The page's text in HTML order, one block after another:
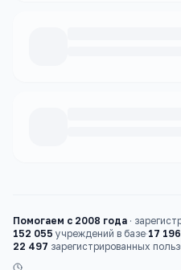
Помогаем с 2008 года ·
152 055 учреждений в базе·17 196
22 497 зарегистрированных